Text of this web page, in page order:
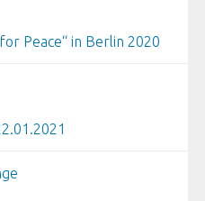
Peace“ in Berlin 2020